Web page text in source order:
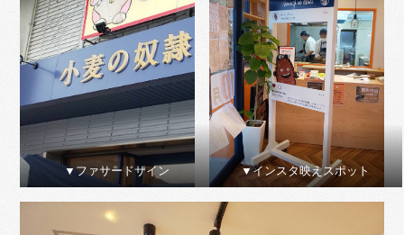
▼ファサードサイン ▼インスタ映えスポット